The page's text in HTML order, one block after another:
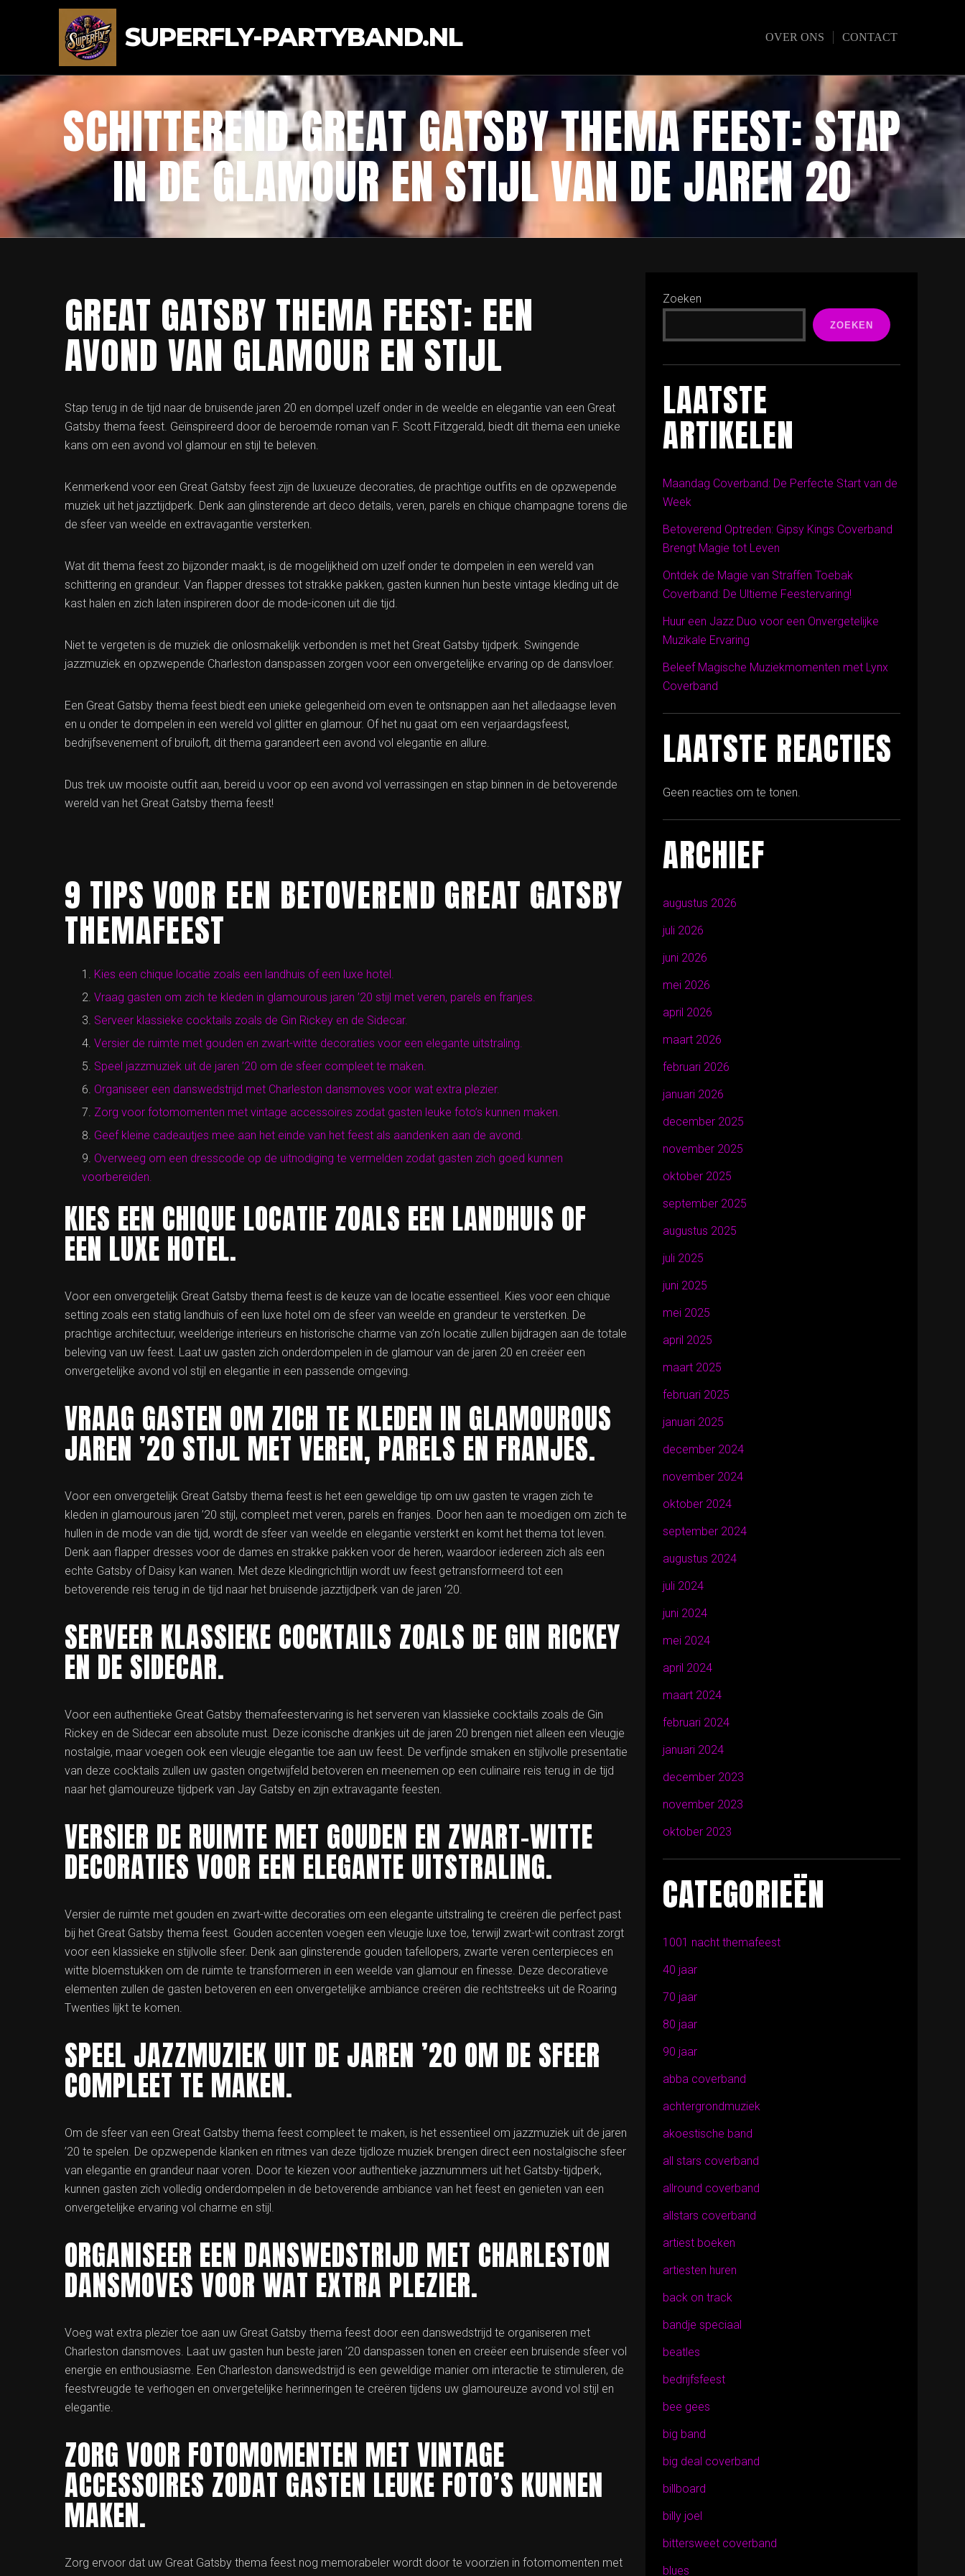
SUPERFLY-PARTYBAND.NL OVER ONS CONTACT
SCHITTEREND GREAT GATSBY THEMA FEEST: STAP
IN DE GLAMOUR EN STIJL VAN DE JAREN 20
GREAT GATSBY THEMA FEEST: EEN
AVOND VAN GLAMOUR EN STIJL
Stap terug in de tijd naar de bruisende jaren 20 en dompel uzelf onder in de weelde en elegantie van een Great
Gatsby thema feest. Geïnspireerd door de beroemde roman van F. Scott Fitzgerald, biedt dit thema een unieke
kans om een avond vol glamour en stijl te beleven.
Kenmerkend voor een Great Gatsby feest zijn de luxueuze decoraties, de prachtige outfits en de opzwepende
muziek uit het jazztijdperk. Denk aan glinsterende art deco details, veren, parels en chique champagne torens die
de sfeer van weelde en extravagantie versterken.
Wat dit thema feest zo bijzonder maakt, is de mogelijkheid om uzelf onder te dompelen in een wereld van
schittering en grandeur. Van flapper dresses tot strakke pakken, gasten kunnen hun beste vintage kleding uit de
kast halen en zich laten inspireren door de mode-iconen uit die tijd.
Niet te vergeten is de muziek die onlosmakelijk verbonden is met het Great Gatsby tijdperk. Swingende
jazzmuziek en opzwepende Charleston danspassen zorgen voor een onvergetelijke ervaring op de dansvloer.
Een Great Gatsby thema feest biedt een unieke gelegenheid om even te ontsnappen aan het alledaagse leven
en u onder te dompelen in een wereld vol glitter en glamour. Of het nu gaat om een verjaardagsfeest,
bedrijfsevenement of bruiloft, dit thema garandeert een avond vol elegantie en allure.
Dus trek uw mooiste outfit aan, bereid u voor op een avond vol verrassingen en stap binnen in de betoverende
wereld van het Great Gatsby thema feest!
9 TIPS VOOR EEN BETOVEREND GREAT GATSBY
THEMAFEEST
Kies een chique locatie zoals een landhuis of een luxe hotel.
Vraag gasten om zich te kleden in glamourous jaren ’20 stijl met veren, parels en franjes.
Serveer klassieke cocktails zoals de Gin Rickey en de Sidecar.
Versier de ruimte met gouden en zwart-witte decoraties voor een elegante uitstraling.
Speel jazzmuziek uit de jaren ’20 om de sfeer compleet te maken.
Organiseer een danswedstrijd met Charleston dansmoves voor wat extra plezier.
Zorg voor fotomomenten met vintage accessoires zodat gasten leuke foto’s kunnen maken.
Geef kleine cadeautjes mee aan het einde van het feest als aandenken aan de avond.
Overweeg om een dresscode op de uitnodiging te vermelden zodat gasten zich goed kunnen
voorbereiden.
KIES EEN CHIQUE LOCATIE ZOALS EEN LANDHUIS OF
EEN LUXE HOTEL.
Voor een onvergetelijk Great Gatsby thema feest is de keuze van de locatie essentieel. Kies voor een chique
setting zoals een statig landhuis of een luxe hotel om de sfeer van weelde en grandeur te versterken. De
prachtige architectuur, weelderige interieurs en historische charme van zo’n locatie zullen bijdragen aan de totale
beleving van uw feest. Laat uw gasten zich onderdompelen in de glamour van de jaren 20 en creëer een
onvergetelijke avond vol stijl en elegantie in een passende omgeving.
VRAAG GASTEN OM ZICH TE KLEDEN IN GLAMOUROUS
JAREN ’20 STIJL MET VEREN, PARELS EN FRANJES.
Voor een onvergetelijk Great Gatsby thema feest is het een geweldige tip om uw gasten te vragen zich te
kleden in glamourous jaren ’20 stijl, compleet met veren, parels en franjes. Door hen aan te moedigen om zich te
hullen in de mode van die tijd, wordt de sfeer van weelde en elegantie versterkt en komt het thema tot leven.
Denk aan flapper dresses voor de dames en strakke pakken voor de heren, waardoor iedereen zich als een
echte Gatsby of Daisy kan wanen. Met deze kledingrichtlijn wordt uw feest getransformeerd tot een
betoverende reis terug in de tijd naar het bruisende jazztijdperk van de jaren ’20.
SERVEER KLASSIEKE COCKTAILS ZOALS DE GIN RICKEY
EN DE SIDECAR.
Voor een authentieke Great Gatsby themafeestervaring is het serveren van klassieke cocktails zoals de Gin
Rickey en de Sidecar een absolute must. Deze iconische drankjes uit de jaren 20 brengen niet alleen een vleugje
nostalgie, maar voegen ook een vleugje elegantie toe aan uw feest. De verfijnde smaken en stijlvolle presentatie
van deze cocktails zullen uw gasten ongetwijfeld betoveren en meenemen op een culinaire reis terug in de tijd
naar het glamoureuze tijdperk van Jay Gatsby en zijn extravagante feesten.
VERSIER DE RUIMTE MET GOUDEN EN ZWART-WITTE
DECORATIES VOOR EEN ELEGANTE UITSTRALING.
Versier de ruimte met gouden en zwart-witte decoraties om een ​​elegante uitstraling te creëren die perfect past
bij het Great Gatsby thema feest. Gouden accenten voegen een vleugje luxe toe, terwijl zwart-wit contrast zorgt
voor een klassieke en stijlvolle sfeer. Denk aan glinsterende gouden tafellopers, zwarte veren centerpieces en
witte bloemstukken om de ruimte te transformeren in een weelde van glamour en finesse. Deze decoratieve
elementen zullen de gasten betoveren en een onvergetelijke ambiance creëren die rechtstreeks uit de Roaring
Twenties lijkt te komen.
SPEEL JAZZMUZIEK UIT DE JAREN ’20 OM DE SFEER
COMPLEET TE MAKEN.
Om de sfeer van een Great Gatsby thema feest compleet te maken, is het essentieel om jazzmuziek uit de jaren
’20 te spelen. De opzwepende klanken en ritmes van deze tijdloze muziek brengen direct een nostalgische sfeer
van elegantie en grandeur naar voren. Door te kiezen voor authentieke jazznummers uit het Gatsby-tijdperk,
kunnen gasten zich volledig onderdompelen in de betoverende ambiance van het feest en genieten van een
onvergetelijke ervaring vol charme en stijl.
ORGANISEER EEN DANSWEDSTRIJD MET CHARLESTON
DANSMOVES VOOR WAT EXTRA PLEZIER.
Voeg wat extra plezier toe aan uw Great Gatsby thema feest door een danswedstrijd te organiseren met
Charleston dansmoves. Laat uw gasten hun beste jaren ’20 danspassen tonen en creëer een bruisende sfeer vol
energie en enthousiasme. Een Charleston danswedstrijd is een geweldige manier om interactie te stimuleren, de
feestvreugde te verhogen en onvergetelijke herinneringen te creëren tijdens uw glamoureuze avond vol stijl en
elegantie.
ZORG VOOR FOTOMOMENTEN MET VINTAGE
ACCESSOIRES ZODAT GASTEN LEUKE FOTO’S KUNNEN
MAKEN.
Zorg ervoor dat uw Great Gatsby thema feest nog memorabeler wordt door te voorzien in fotomomenten met
Zoeken
ZOEKEN
LAATSTE
ARTIKELEN
Maandag Coverband: De Perfecte Start van de
Week
Betoverend Optreden: Gipsy Kings Coverband
Brengt Magie tot Leven
Ontdek de Magie van Straffen Toebak
Coverband: De Ultieme Feestervaring!
Huur een Jazz Duo voor een Onvergetelijke
Muzikale Ervaring
Beleef Magische Muziekmomenten met Lynx
Coverband
LAATSTE REACTIES
Geen reacties om te tonen.
ARCHIEF
augustus 2026
juli 2026
juni 2026
mei 2026
april 2026
maart 2026
februari 2026
januari 2026
december 2025
november 2025
oktober 2025
september 2025
augustus 2025
juli 2025
juni 2025
mei 2025
april 2025
maart 2025
februari 2025
januari 2025
december 2024
november 2024
oktober 2024
september 2024
augustus 2024
juli 2024
juni 2024
mei 2024
april 2024
maart 2024
februari 2024
januari 2024
december 2023
november 2023
oktober 2023
CATEGORIEËN
1001 nacht themafeest
40 jaar
70 jaar
80 jaar
90 jaar
abba coverband
achtergrondmuziek
akoestische band
all stars coverband
allround coverband
allstars coverband
artiest boeken
artiesten huren
back on track
bandje speciaal
beatles
bedrijfsfeest
bee gees
big band
big deal coverband
billboard
billy joel
bittersweet coverband
blues